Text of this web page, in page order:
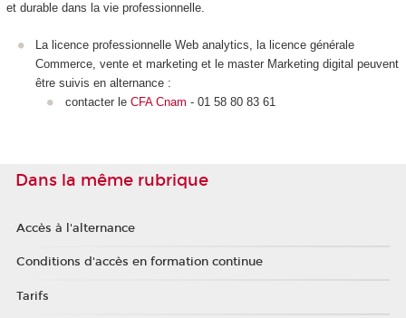
et durable dans la vie professionnelle.
La licence professionnelle Web analytics, la licence générale
Commerce, vente et marketing et le master Marketing digital peuvent
être suivis en alternance :
contacter le CFA Cnam - 01 58 80 83 61
Dans la même rubrique
Accès à l'alternance
Conditions d'accès en formation continue
Tarifs